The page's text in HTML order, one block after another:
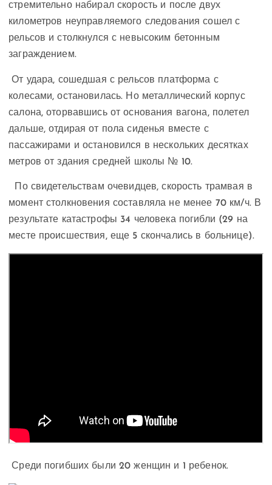
стремительно набирал скорость и после двух
километров неуправляемого следования сошел с
рельсов и столкнулся с невысоким бетонным
заграждением.
От удара, сошедшая с рельсов платформа с
колесами, остановилась. Но металлический корпус
салона, оторвавшись от основания вагона, полетел
дальше, отдирая от пола сиденья вместе с
пассажирами и остановился в нескольких десятках
метров от здания средней школы № 10.
По свидетельствам очевидцев, скорость трамвая в
момент столкновения составляла не менее 70 км/ч. В
результате катастрофы 34 человека погибли (29 на
месте происшествия, еще 5 скончались в больнице).
Среди погибших были 20 женщин и 1 ребенок.